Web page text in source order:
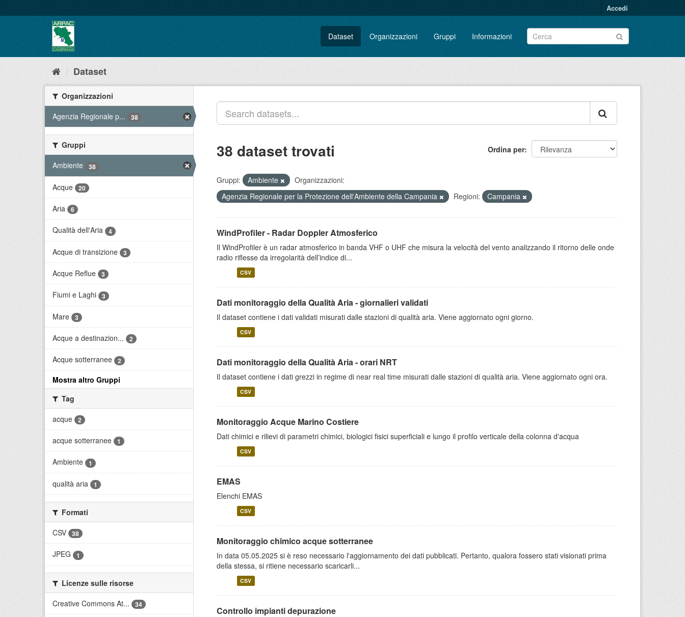
al
Accedi
Dataset Organizzazioni Gruppi Informazioni
Dataset
Organizzazioni
Agenzia Regionale p...
38
Gruppi
Ambiente
38
Acque 20
Aria 6
Qualità dell'Aria 4
Acque di transizione 3
Acque Reflue 3
Fiumi e Laghi 3
Mare 3
Acque a destinazion... 2
Acque sotterranee 2
Mostra altro Gruppi
Tag
acque
2
acque sotterranee 1
Ambiente 1
qualità aria 1
Formati
CSV
38
JPEG 1
Licenze sulle risorse
Creative Commons At...
34
Ordina per
38 dataset trovati
Gruppi: Ambiente
Organizzazioni:
Agenzia Regionale per la Protezione dell'Ambiente della Campania
Regioni: Campania
WindProfiler - Radar Doppler Atmosferico
Il WindProfiler è un radar atmosferico in banda VHF o UHF che misura la velocità del vento analizzando il ritorno delle onde
radio riflesse da irregolarità dell’indice di...
CSV
Dati monitoraggio della Qualità Aria - giornalieri validati
Il dataset contiene i dati validati misurati dalle stazioni di qualità aria. Viene aggiornato ogni giorno.
CSV
Dati monitoraggio della Qualità Aria - orari NRT
Il dataset contiene i dati grezzi in regime di near real time misurati dalle stazioni di qualità aria. Viene aggiornato ogni ora.
CSV
Monitoraggio Acque Marino Costiere
Dati chimici e rilievi di parametri chimici, biologici fisici superficiali e lungo il profilo verticale della colonna d'acqua
CSV
EMAS
Elenchi EMAS
CSV
Monitoraggio chimico acque sotterranee
In data 05.05.2025 si è reso necessario l'aggiornamento dei dati pubblicati. Pertanto, qualora fossero stati visionati prima
della stessa, si ritiene necessario scaricarli...
CSV
Controllo impianti depurazione